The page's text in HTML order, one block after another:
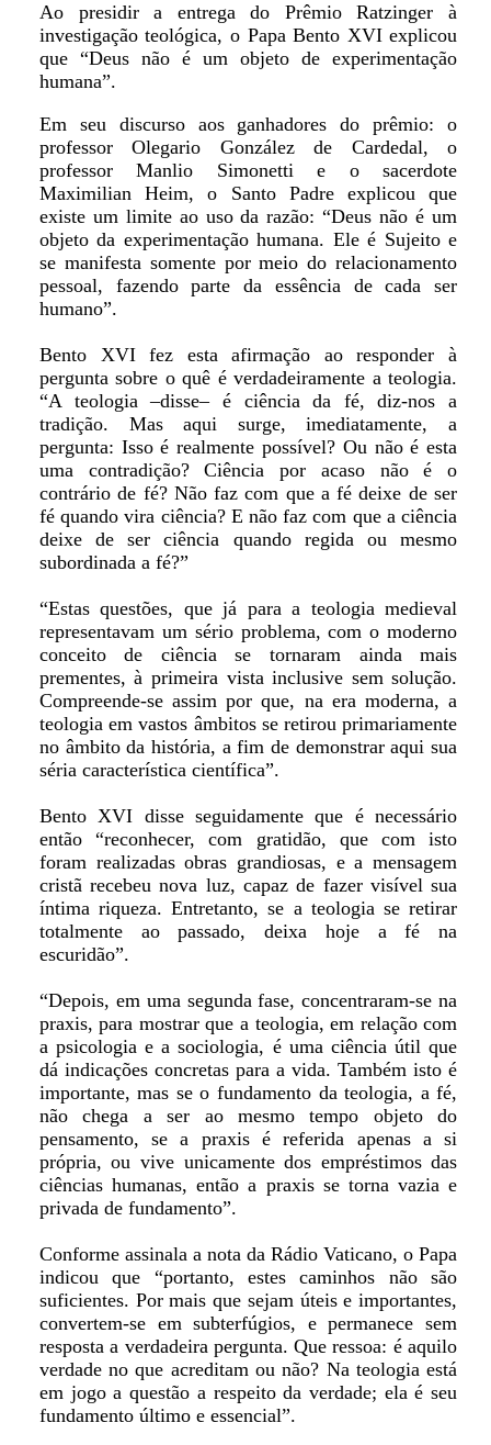
Ao presidir a entrega do Prêmio Ratzinger à
investigação teológica, o Papa Bento XVI explicou
que “Deus não é um objeto de experimentação
humana”.
Em seu discurso aos ganhadores do prêmio: o
professor Olegario González de Cardedal, o
professor Manlio Simonetti e o sacerdote
Maximilian Heim, o Santo Padre explicou que
existe um limite ao uso da razão: “Deus não é um
objeto da experimentação humana. Ele é Sujeito e
se manifesta somente por meio do relacionamento
pessoal, fazendo parte da essência de cada ser
humano”.
Bento XVI fez esta afirmação ao responder à
pergunta sobre o quê é verdadeiramente a teologia.
“A teologia –disse– é ciência da fé, diz-nos a
tradição. Mas aqui surge, imediatamente, a
pergunta: Isso é realmente possível? Ou não é esta
uma contradição? Ciência por acaso não é o
contrário de fé? Não faz com que a fé deixe de ser
fé quando vira ciência? E não faz com que a ciência
deixe de ser ciência quando regida ou mesmo
subordinada a fé?”
“Estas questões, que já para a teologia medieval
representavam um sério problema, com o moderno
conceito de ciência se tornaram ainda mais
prementes, à primeira vista inclusive sem solução.
Compreende-se assim por que, na era moderna, a
teologia em vastos âmbitos se retirou primariamente
no âmbito da história, a fim de demonstrar aqui sua
séria característica científica”.
Bento XVI disse seguidamente que é necessário
então “reconhecer, com gratidão, que com isto
foram realizadas obras grandiosas, e a mensagem
cristã recebeu nova luz, capaz de fazer visível sua
íntima riqueza. Entretanto, se a teologia se retirar
totalmente ao passado, deixa hoje a fé na
escuridão”.
“Depois, em uma segunda fase, concentraram-se na
praxis, para mostrar que a teologia, em relação com
a psicologia e a sociologia, é uma ciência útil que
dá indicações concretas para a vida. Também isto é
importante, mas se o fundamento da teologia, a fé,
não chega a ser ao mesmo tempo objeto do
pensamento, se a praxis é referida apenas a si
própria, ou vive unicamente dos empréstimos das
ciências humanas, então a praxis se torna vazia e
privada de fundamento”.
Conforme assinala a nota da Rádio Vaticano, o Papa
indicou que “portanto, estes caminhos não são
suficientes. Por mais que sejam úteis e importantes,
convertem-se em subterfúgios, e permanece sem
resposta a verdadeira pergunta. Que ressoa: é aquilo
verdade no que acreditam ou não? Na teologia está
em jogo a questão a respeito da verdade; ela é seu
fundamento último e essencial”.